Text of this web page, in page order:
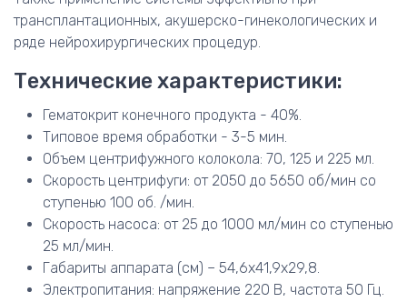
трансплантационных, акушерско-гинекологических и
ряде нейрохирургических процедур.
Технические характеристики:
Гематокрит конечного продукта - 40%.
Типовое время обработки - 3-5 мин.
Объем центрифужного колокола: 70, 125 и 225 мл.
Скорость центрифуги: от 2050 до 5650 об/мин со
ступенью 100 об. /мин.
Скорость насоса: от 25 до 1000 мл/мин со ступенью
25 мл/мин.
Габариты аппарата (см) – 54,6х41,9х29,8.
Электропитания: напряжение 220 В, частота 50 Гц.